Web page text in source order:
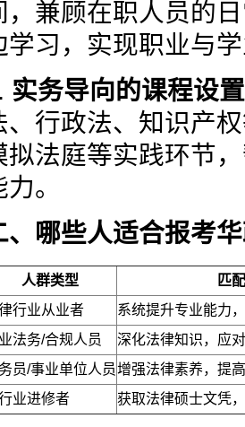
，兼顾在职人员的
学习，实现职业与
实务导向的课程设置
、行政法、知识产
拟法庭等实践环节
。
、哪些人适合报考
人群类型
匹
行业从业者
系统提升专业能力
法务/合规人员
深化法律知识，应
员/事业单位人员增强法律素养，提
业进修者
获取法律硕士文凭